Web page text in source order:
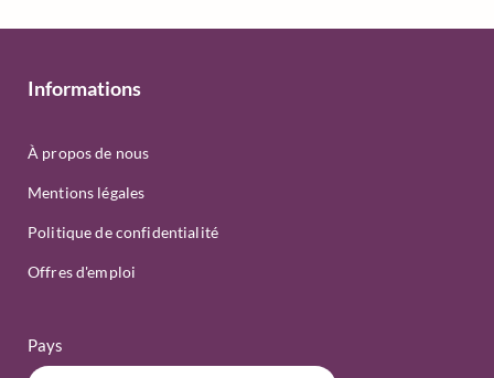
Informations
À propos de nous
Mentions légales
Politique de confidentialité
Offres d'emploi
Pays